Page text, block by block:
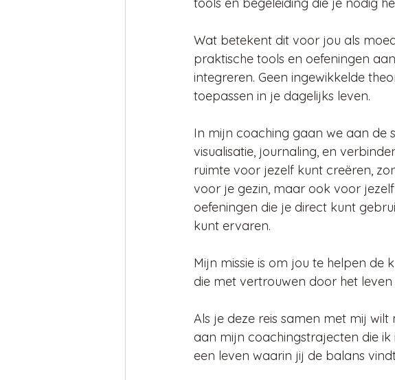
Wat betekent dit voor jou als
praktische tools en oefeningen
integreren. Geen ingewikkelde
toepassen in je dagelijks leven.
In mijn coaching gaan we aan de
visualisatie, journaling, en
ruimte voor jezelf kunt creëren,
voor je gezin, maar ook voor
oefeningen die je direct kunt
kunt ervaren.
Mijn missie is om jou te helpen de
die met vertrouwen door het leven
Als je deze reis samen met mij
aan mijn coachingstrajecten die
een leven waarin jij de balans